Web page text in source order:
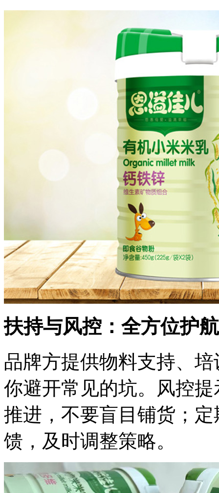
扶持与风控：全方位护航
品牌方提供物料支持、
你避开常见的坑。风控
推进，不要盲目铺货；
馈，及时调整策略。